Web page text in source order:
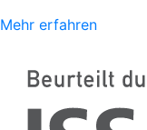
Mehr erfahren